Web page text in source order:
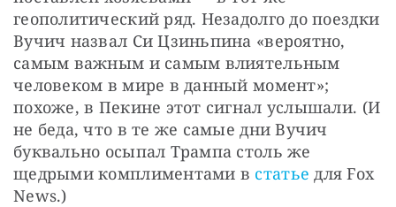
геополитический ряд. Незадолго до поездки
Вучич назвал Си Цзиньпина «вероятно,
самым важным и самым влиятельным
человеком в мире в данный момент»;
похоже, в Пекине этот сигнал услышали. (И
не беда, что в те же самые дни Вучич
буквально осыпал Трампа столь же
щедрыми комплиментами в статье для Fox
News.)